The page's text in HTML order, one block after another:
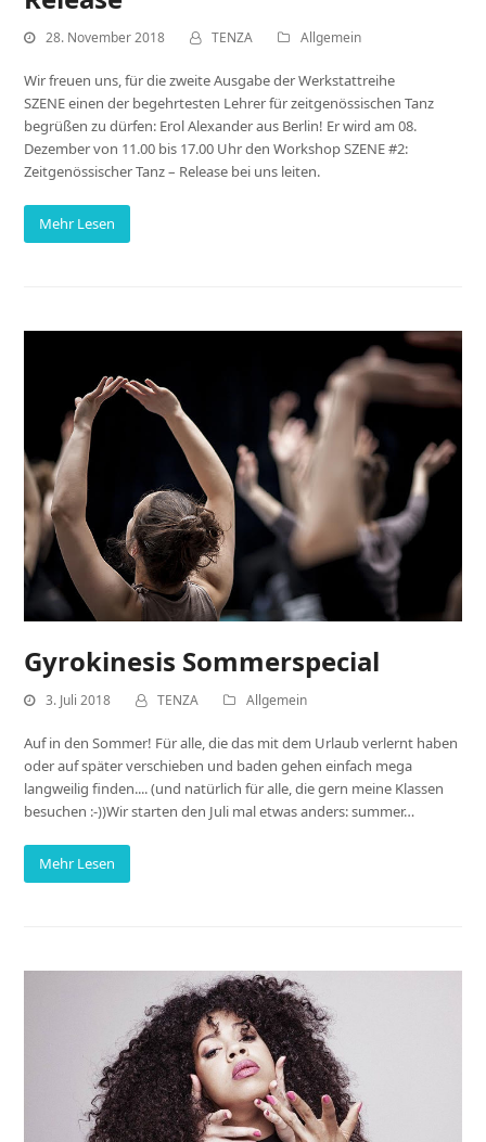
28. November 2018 TENZA Allgemein
Wir freuen uns, für die zweite Ausgabe der Werkstattreihe
SZENE einen der begehrtesten Lehrer für zeitgenössischen Tanz
begrüßen zu dürfen: Erol Alexander aus Berlin! Er wird am 08.
Dezember von 11.00 bis 17.00 Uhr den Workshop SZENE #2:
Zeitgenössischer Tanz – Release bei uns leiten.
Mehr Lesen
Gyrokinesis Sommerspecial
3. Juli 2018 TENZA Allgemein
Auf in den Sommer! Für alle, die das mit dem Urlaub verlernt haben
oder auf später verschieben und baden gehen einfach mega
langweilig finden.... (und natürlich für alle, die gern meine Klassen
besuchen :-))Wir starten den Juli mal etwas anders: summer…
Mehr Lesen